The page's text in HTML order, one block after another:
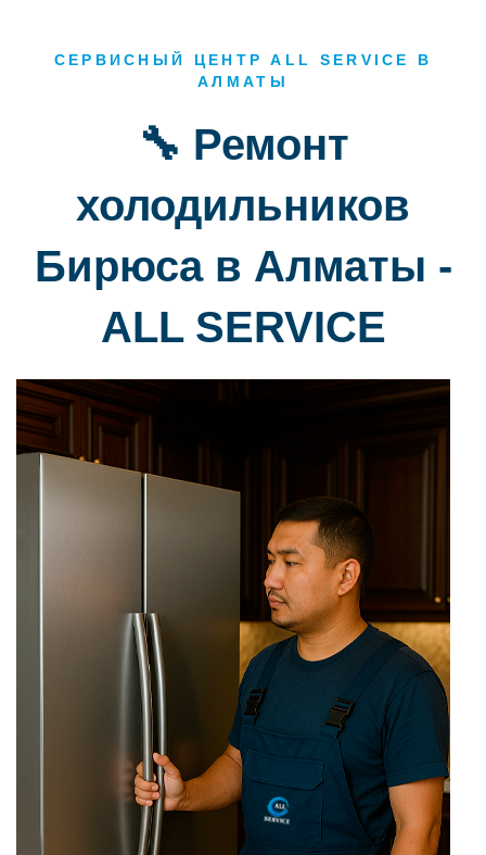
СЕРВИСНЫЙ ЦЕНТР ALL SERVICE В
АЛМАТЫ
🔧 Ремонт
холодильников
Бирюса в Алматы -
ALL SERVICE